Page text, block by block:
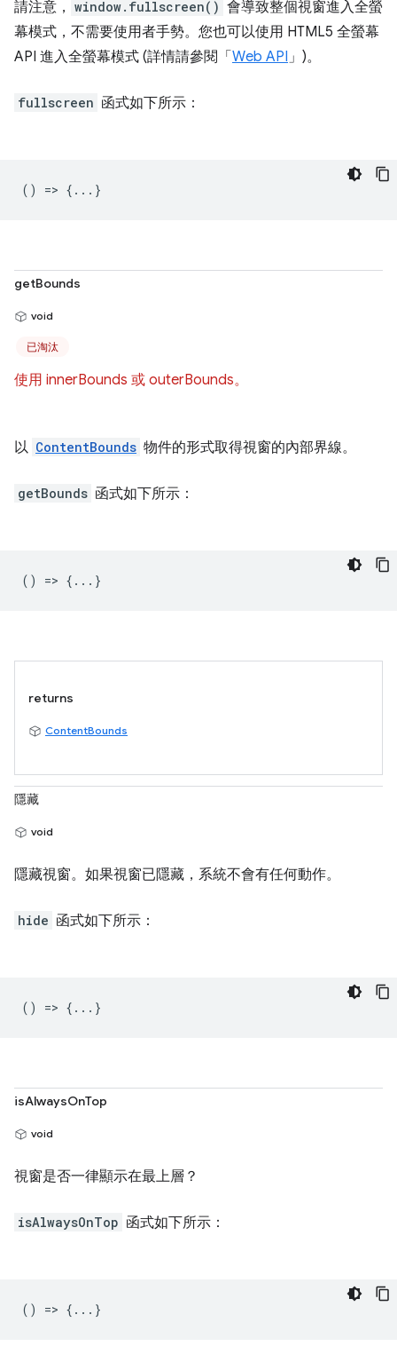
請注意， window.fullscreen() 會導致整個視窗進入全螢
幕模式，不需要使用者手勢。您也可以使用 HTML5 全螢幕
API 進入全螢幕模式 (詳情請參閱「 Web API」)。
fullscreen 函式如下所示：
() => {...}
getBounds
void
已淘汰
使用 innerBounds 或 outerBounds。
以 ContentBounds 物件的形式取得視窗的內部界線。
getBounds 函式如下所示：
() => {...}
returns
ContentBounds
隱藏
void
隱藏視窗。如果視窗已隱藏，系統不會有任何動作。
hide 函式如下所示：
() => {...}
isAlwaysOnTop
void
視窗是否一律顯示在最上層？
isAlwaysOnTop 函式如下所示：
() => {...}